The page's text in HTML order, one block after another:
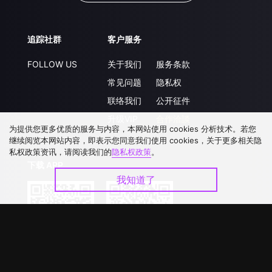
追踪社群
FOLLOW US
客户服务
关于我们
常见问题
联络我们
服务条款
隐私权
公开征件
为提供您更多优质的服务与内容，本网站使用 cookies 分析技术。若您
继续阅览本网站内容，即表示您同意我们使用 cookies，关于更多相关隐
私权政策资讯，请阅读我们的隐私权政策。
我知道了